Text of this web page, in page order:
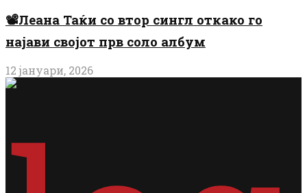
📽️Леана Таќи со втор сингл откако го
најави својот прв соло албум
12 јануари, 2026